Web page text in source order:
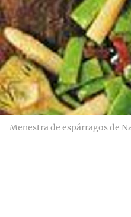
Menestra de espárragos de